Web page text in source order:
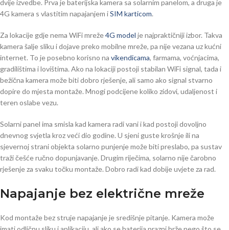
dvije izvedbe. Prva je baterijska kamera sa solarnim panelom, a druga je
4G kamera s vlastitim napajanjem iSIM karticom.
Za lokacije gdje nema WiFi mreže4G model je najpraktičniji izbor. Takva
kamera šalje sliku i dojave preko mobilne mreže, pa nije vezana uz kućni
internet. To je posebno korisno na vikendicama, farmama, voćnjacima,
gradilištima i lovištima. Ako na lokaciji postoji stabilan WiFi signal, tada i
bežična kamera može biti dobro rješenje, ali samo ako signal stvarno
dopire do mjesta montaže. Mnogi podcijene koliko zidovi, udaljenost i
teren oslabe vezu.
Solarni panel ima smisla kad kamera radi vani i kad postoji dovoljno
dnevnog svjetla kroz veći dio godine. U sjeni guste krošnje ili na
sjevernoj strani objekta solarno punjenje može biti preslabo, pa sustav
traži češće ručno dopunjavanje. Drugim riječima, solarno nije čarobno
rješenje za svaku točku montaže. Dobro radi kad dobije uvjete za rad.
Napajanje bez električne mreže
Kod montaže bez struje napajanje je središnje pitanje. Kamera može